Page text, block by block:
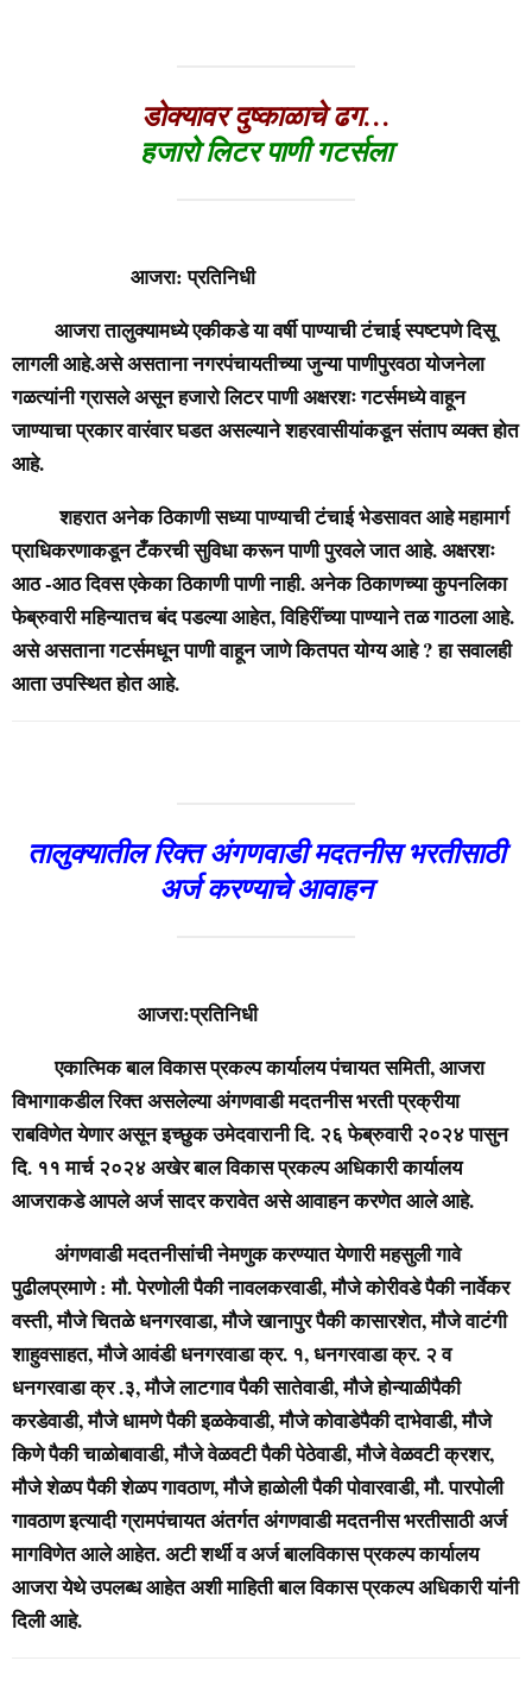
डोक्यावर दुष्काळाचे ढग…
हजारो लिटर पाणी गटर्सला
आजरा: प्रतिनिधी
आजरा तालुक्यामध्ये एकीकडे या वर्षी पाण्याची टंचाई स्पष्टपणे दिसू
लागली आहे.असे असताना नगरपंचायतीच्या जुन्या पाणीपुरवठा योजनेला
गळत्यांनी ग्रासले असून हजारो लिटर पाणी अक्षरशः गटर्समध्ये वाहून
जाण्याचा प्रकार वारंवार घडत असल्याने शहरवासीयांकडून संताप व्यक्त होत
आहे.
शहरात अनेक ठिकाणी सध्या पाण्याची टंचाई भेडसावत आहे महामार्ग
प्राधिकरणाकडून टँकरची सुविधा करून पाणी पुरवले जात आहे. अक्षरशः
आठ -आठ दिवस एकेका ठिकाणी पाणी नाही. अनेक ठिकाणच्या कुपनलिका
फेब्रुवारी महिन्यातच बंद पडल्या आहेत, विहिरींच्या पाण्याने तळ गाठला आहे.
असे असताना गटर्समधून पाणी वाहून जाणे कितपत योग्य आहे ? हा सवालही
आता उपस्थित होत आहे.
तालुक्यातील रिक्त अंगणवाडी मदतनीस भरतीसाठी
अर्ज करण्याचे आवाहन
आजरा:प्रतिनिधी
एकात्मिक बाल विकास प्रकल्प कार्यालय पंचायत समिती, आजरा
विभागाकडील रिक्त असलेल्या अंगणवाडी मदतनीस भरती प्रक्रीया
राबविणेत येणार असून इच्छुक उमेदवारानी दि. २६ फेब्रुवारी २०२४ पासुन
दि. ११ मार्च २०२४ अखेर बाल विकास प्रकल्प अधिकारी कार्यालय
आजराकडे आपले अर्ज सादर करावेत असे आवाहन करणेत आले आहे.
अंगणवाडी मदतनीसांची नेमणुक करण्यात येणारी महसुली गावे
पुढीलप्रमाणे : मौ. पेरणोली पैकी नावलकरवाडी, मौजे कोरीवडे पैकी नार्वेकर
वस्ती, मौजे चितळे धनगरवाडा, मौजे खानापुर पैकी कासारशेत, मौजे वाटंगी
शाहुवसाहत, मौजे आवंडी धनगरवाडा क्र. १, धनगरवाडा क्र. २ व
धनगरवाडा क्र .३, मौजे लाटगाव पैकी सातेवाडी, मौजे होन्याळीपैकी
करडेवाडी, मौजे धामणे पैकी इळकेवाडी, मौजे कोवाडेपैकी दाभेवाडी, मौजे
किणे पैकी चाळोबावाडी, मौजे वेळवटी पैकी पेठेवाडी, मौजे वेळवटी क्रशर,
मौजे शेळप पैकी शेळप गावठाण, मौजे हाळोली पैकी पोवारवाडी, मौ. पारपोली
गावठाण इत्यादी ग्रामपंचायत अंतर्गत अंगणवाडी मदतनीस भरतीसाठी अर्ज
मागविणेत आले आहेत. अटी शर्थी व अर्ज बालविकास प्रकल्प कार्यालय
आजरा येथे उपलब्ध आहेत अशी माहिती बाल विकास प्रकल्प अधिकारी यांनी
दिली आहे.